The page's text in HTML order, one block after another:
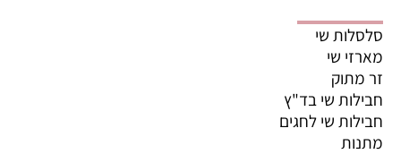
סלסלות שי
מארזי שי
זר מתוק
חבילות שי בד"ץ
חבילות שי לחגים
מתנות